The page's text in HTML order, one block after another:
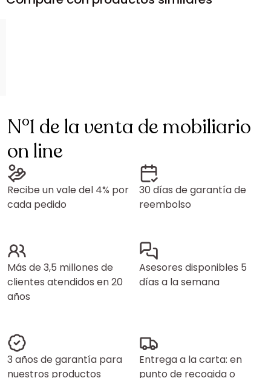
N°1 de la venta de mobiliario
on line
Recibe un vale del 4% por
cada pedido
30 días de garantía de
reembolso
Más de 3,5 millones de
clientes atendidos en 20
años
Asesores disponibles 5
días a la semana
3 años de garantía para
nuestros productos
Entrega a la carta: en
punto de recogida o